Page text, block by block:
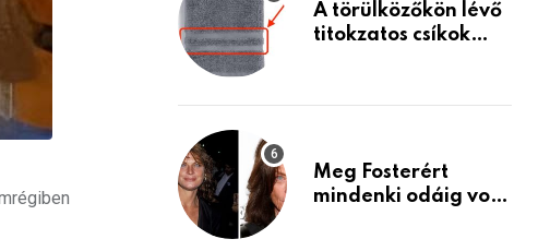
A törülközőkön lévő
titokzatos csíkok
Meg Fosterért
mindenki odáig volt